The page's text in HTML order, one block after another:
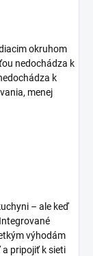
okruhom
nedochádza k
k
menej
– ale keď
výhodám
pripojiť k sieti